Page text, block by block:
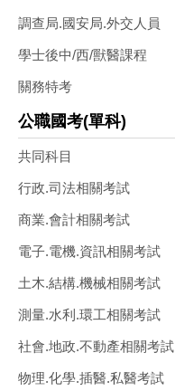
調查局.國安局.外交人員
學士後中/西/獸醫課程
關務特考
公職國考(單科)
共同科目
行政.司法相關考試
商業.會計相關考試
電子.電機.資訊相關考試
土木.結構.機械相關考試
測量.水利.環工相關考試
社會.地政.不動產相關考試
物理.化學.插醫.私醫考試